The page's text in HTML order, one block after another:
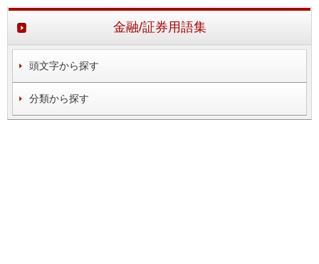
金融/証券用語集
頭文字から探す
分類から探す